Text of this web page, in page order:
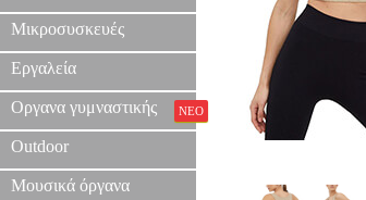
Μικροσυσκευές
Εργαλεία
Οργανα γυμναστικής ΝΕΟ
Outdoor
Μουσικά όργανα